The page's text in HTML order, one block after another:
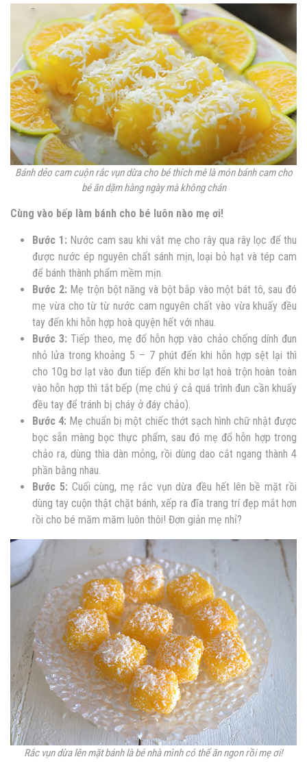
Bánh dẻo cam cuộn rắc vụn dừa cho bé thích mê là mónbánh cam cho
bé ăn dặm hàng ngày mà không chán
Cùng vào bếp làm bánh cho bé luôn nào mẹ ơi!
Bước 1: Nước cam sau khi vắt mẹ cho rây qua rây lọc để thu
được nước ép nguyên chất sánh mịn, loại bỏ hạt và tép cam
để bánh thành phẩm mềm mịn.
Bước 2: Mẹ trộn bột năng và bột bắp vào một bát tô, sau đó
mẹ vừa cho từ từ nước cam nguyên chất vào vừa khuấy đều
tay đến khi hỗn hợp hoà quyện hết với nhau.
Bước 3: Tiếp theo, mẹ đổ hỗn hợp vào chảo chống dính đun
nhỏ lửa trong khoảng 5 – 7 phút đến khi hỗn hợp sệt lại thì
cho 10g bơ lạt vào đun tiếp đến khi bơ lạt hoà trộn hoàn toàn
vào hỗn hợp thì tắt bếp (mẹ chú ý cả quá trình đun cần khuấy
đều tay để tránh bị cháy ở đáy chảo).
Bước 4: Mẹ chuẩn bị một chiếc thớt sạch hình chữ nhật được
bọc sẵn màng bọc thực phẩm, sau đó mẹ đổ hỗn hợp trong
chảo ra, dùng thìa dàn mỏng, rồi dùng dao cắt ngang thành 4
phần bằng nhau.
Bước 5: Cuối cùng, mẹ rắc vụn dừa đều hết lên bề mặt rồi
dùng tay cuộn thật chặt bánh, xếp ra đĩa trang trí đẹp mắt hơn
rồi cho bé măm măm luôn thôi! Đơn giản mẹ nhỉ?
Rắc vụn dừa lên mặt bánh là bé nhà mình có thể ăn ngon rồi mẹ ơi!